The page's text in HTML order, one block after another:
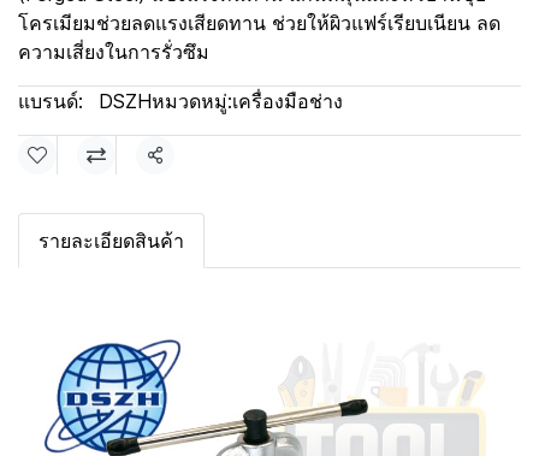
โครเมียมช่วยลดแรงเสียดทาน ช่วยให้ผิวแฟร์เรียบเนียน ลด
ความเสี่ยงในการรั่วซึม
แบรนด์: DSZHหมวดหมู่:เครื่องมือช่าง
แชร์
รายละเอียดสินค้า